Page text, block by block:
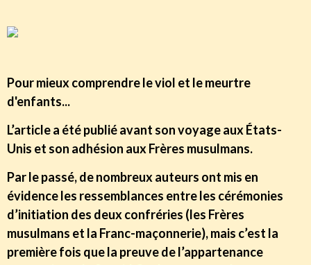
Pour mieux comprendre le viol et le meurtre
d'enfants...
L’article a été publié avant son voyage aux États-
Unis et son adhésion aux Frères musulmans.
Par le passé, de nombreux auteurs ont mis en
évidence les ressemblances entre les cérémonies
d’initiation des deux confréries (les Frères
musulmans et la Franc-maçonnerie), mais c’est la
première fois que la preuve de l’appartenance